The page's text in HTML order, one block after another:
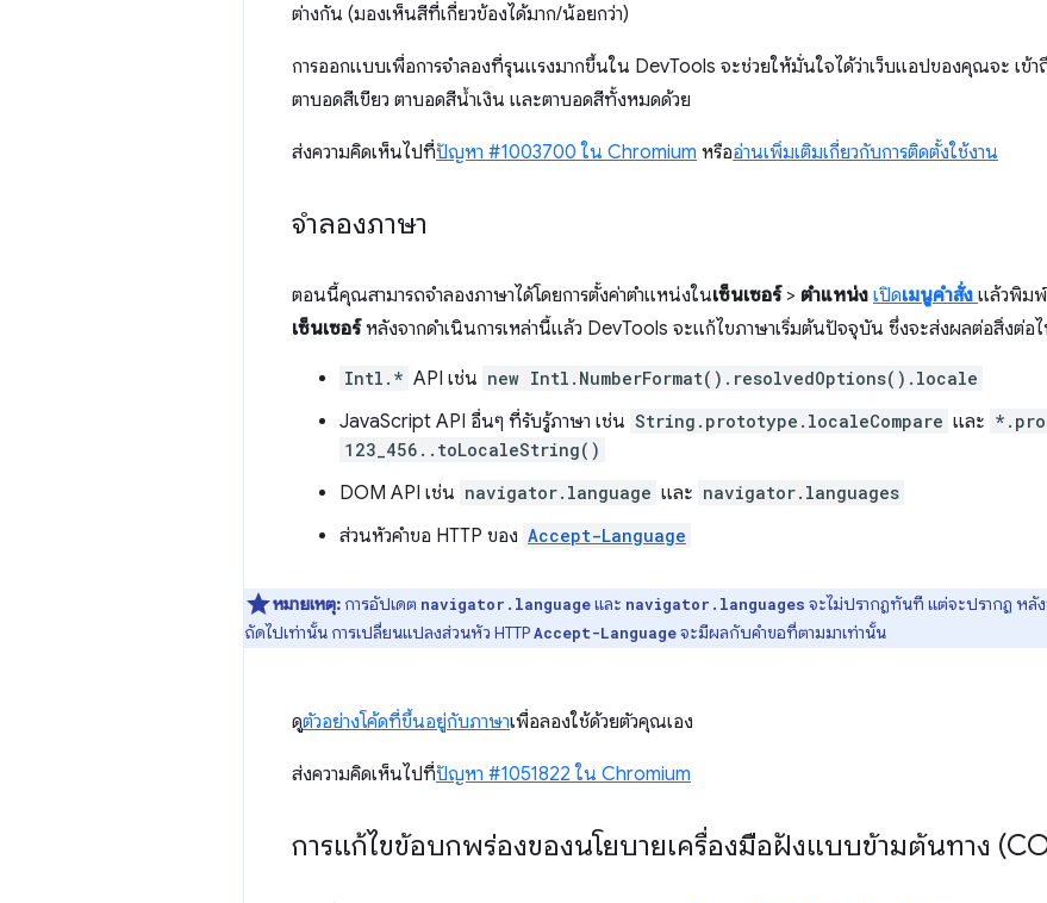
ต่างกัน (มองเห็นสีที่เกี่ยวข้องได้มาก/น้อยกว่า)
การออกแบบเพื่อการจำลองที่รุนแรงมากขึ้นใน DevTools จะช่วยให้มั่นใจได้ว่าเว็บแอปของคุณจะ เข้
ตาบอดสีเขียว ตาบอดสีน้ำเงิน และตาบอดสีทั้งหมดด้วย
ส่งความคิดเห็นไปที่ปัญหา #1003700 ใน Chromium หรืออ่านเพิ่มเติมเกี่ยวกับการติดตั้งใช้งาน
จำลองภาษา
ตอนนี้คุณสามารถจำลองภาษาได้โดยการตั้งค่าตำแหน่งในเซ็นเซอร์> ตำแหน่ง เปิดเมนูคำสั่ง แล้วพิมพ์
เซ็นเซอร์หลังจากดำเนินการเหล่านี้แล้ว DevTools จะแก้ไขภาษาเริ่มต้นปัจจุบัน ซึ่งจะส่งผลต่อสิ่งต่อ
Intl.* API เช่น new Intl.NumberFormat().resolvedOptions().locale
JavaScript API อื่นๆ ที่รับรู้ภาษา เช่น String.prototype.localeCompare และ
123_456..toLocaleString()
DOM API เช่น navigator.language และ navigator.languages
ส่วนหัวคำขอ HTTP ของ Accept-Language
หมายเหตุ: การอัปเดต navigator.languageและ navigator.languages จะไม่ปรากฏทันที แต่จะปรากฏ หลั
ถัดไปเท่านั้น การเปลี่ยนแปลงส่วนหัว HTTPAccept-Languageจะมีผลกับคำขอที่ตามมาเท่านั้น
ดูตัวอย่างโค้ดที่ขึ้นอยู่กับภาษาเพื่อลองใช้ด้วยตัวคุณเอง
ส่งความคิดเห็นไปที่ปัญหา #1051822 ใน Chromium
การแก้ไขข้อบกพร่องของนโยบายเครื่องมือฝังแบบข้ามต้นทาง